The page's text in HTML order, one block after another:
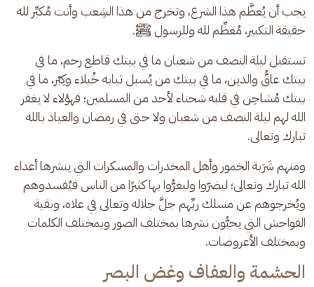
يجب أن يُعظَّم هذا الشرع، وتخرج من هذا الشِعب وأنت مُكبِّر لله
حقيقة التكبير، مُعظِّم لله وللرسول ﷺ.
تستقبل ليلة النصف من شعبان ما في بيتك قاطع رحم، ما في
بيتك عاقُّ والدين، ما في بيتك من يُسبل ثيابه خُيلاء وكِبْر، ما في
بيتك مُشاحِن في قلبه شحناء لأحد من المسلمين؛ فهؤلاء لا يغفر
الله لهم ليلة النصف من شعبان ولا حتى في رمضان والعياذ بالله
تبارك وتعالى.
ومنهم شَرَبة الخمور وأهل المخدرات والمسكرات التي ينشرها أعداء
الله تبارك وتعالى؛ ليضرّوا وليغرُّوا بها كثيرًا من الناس فيُفسدوهم
ويُخرجوهم عن مسلك ربِّهم جلَّ جلاله وتعالى في علاه، وبقية
الفواحش التي يحبُّون نشرها بمختلف الصور وبمختلف الكلمات
وبمختلف الأعروضات.
الحشمة والعفاف وغض البصر